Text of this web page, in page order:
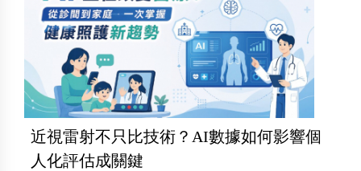
近視雷射不只比技術？AI數據如何影響個
人化評估成關鍵